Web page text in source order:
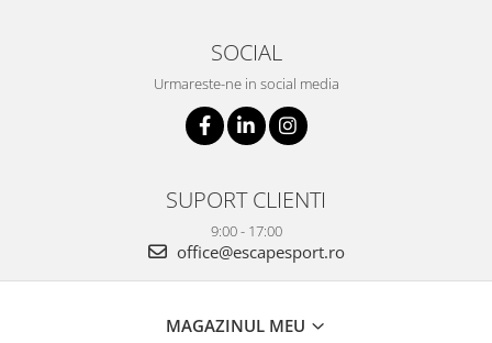
SOCIAL
Urmareste-ne in social media
SUPORT CLIENTI
9:00 - 17:00
office@escapesport.ro
MAGAZINUL MEU